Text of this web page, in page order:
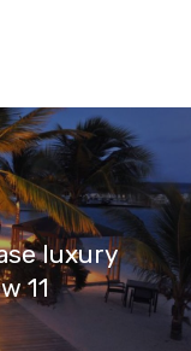
luxury
11